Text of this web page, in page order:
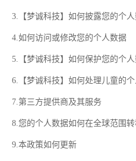
3.【梦诚科技】如何披露您的个
4.如何访问或修改您的个人数据
5.【梦诚科技】如何保护您的个
6.【梦诚科技】如何处理儿童的
7.第三方提供商及其服务
8.您的个人数据如何在全球范围
9.本政策如何更新